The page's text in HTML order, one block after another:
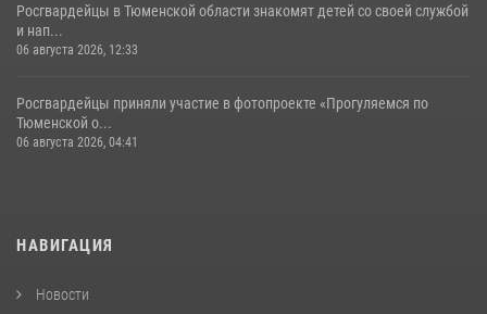
Росгвардейцы в Тюменской области знакомят детей со своей службой
и нап...
06 августа 2026, 12:33
Росгвардейцы приняли участие в фотопроекте «Прогуляемся по
Тюменской о...
06 августа 2026, 04:41
НАВИГАЦИЯ
Новости